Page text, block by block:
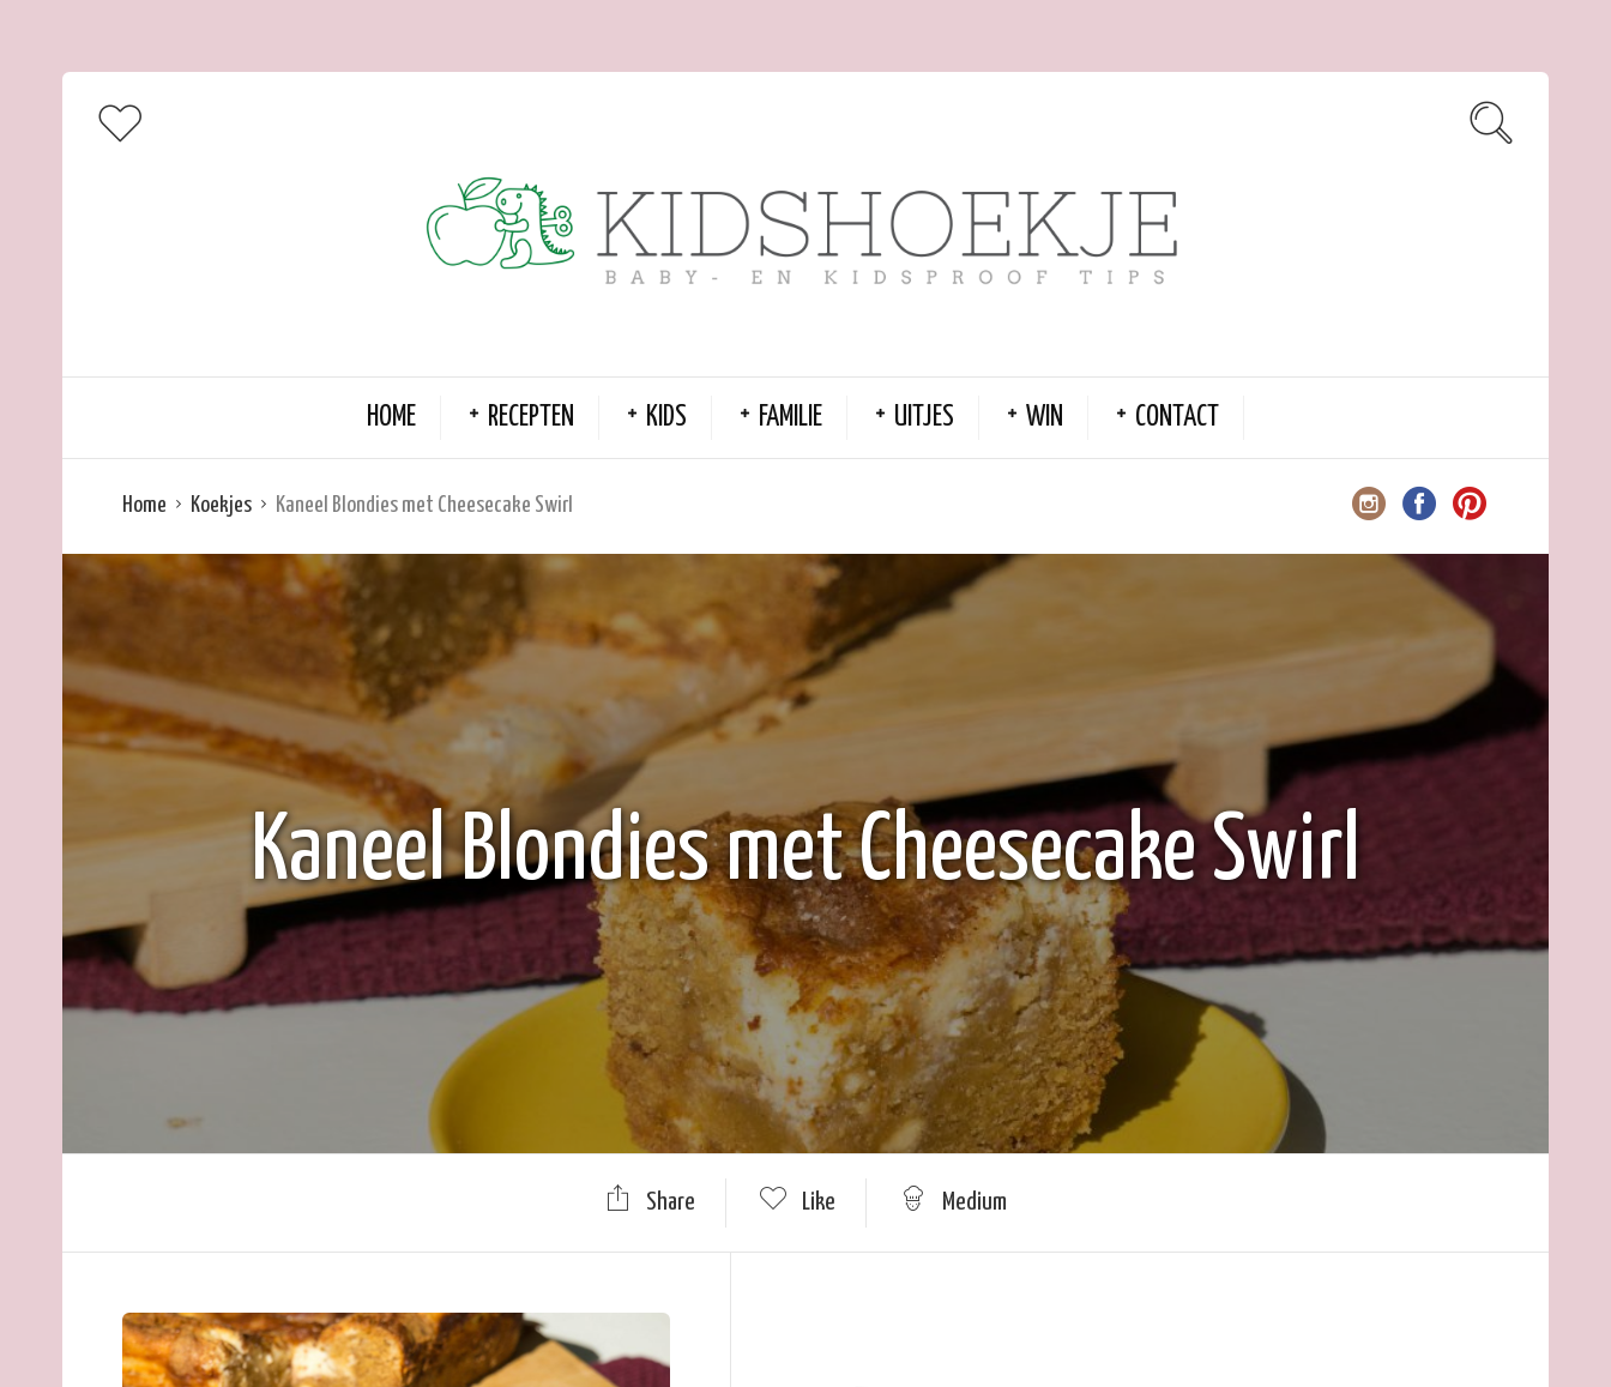
HOME RECEPTEN KIDS FAMILIE UITJES WIN CONTACT
Home Koekjes Kaneel Blondies met Cheesecake Swirl
Kaneel Blondies met Cheesecake Swirl
Share Like Medium